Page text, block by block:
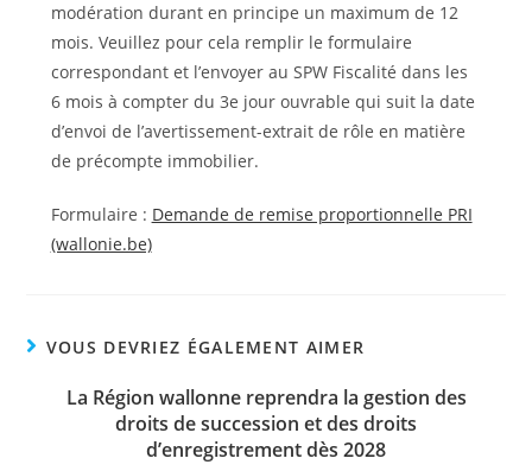
modération durant en principe un maximum de 12
mois. Veuillez pour cela remplir le formulaire
correspondant et l’envoyer au SPW Fiscalité dans les
6 mois à compter du 3e jour ouvrable qui suit la date
d’envoi de l’avertissement-extrait de rôle en matière
de précompte immobilier.
Formulaire : Demande de remise proportionnelle PRI
(wallonie.be)
VOUS DEVRIEZ ÉGALEMENT AIMER
La Région wallonne reprendra la gestion des
droits de succession et des droits
d’enregistrement dès 2028